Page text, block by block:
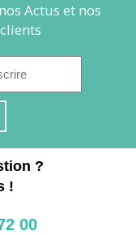
Actus et nos
?
!
00